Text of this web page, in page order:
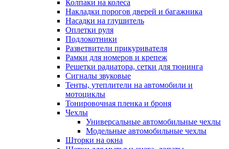
Колпаки на колеса
Накладки порогов дверей и багажника
Насадки на глушитель
Оплетки руля
Подлокотники
Разветвители прикуривателя
Рамки для номеров и крепеж
Решетки радиатора, сетки для тюнинга
Сигналы звуковые
Тенты, утеплители на автомобили и
мотоциклы
Тонировочная пленка и броня
Чехлы
Универсальные автомобильные чехлы
Модельные автомобильные чехлы
Шторки на окна